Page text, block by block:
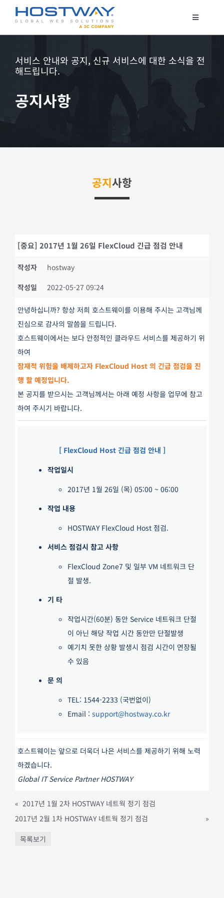
츠
Toggle
코로케이션
클라우드
보안서비스
고객지원
서비스 안내와 공지, 신규 서비스에 대한 소식을 전
해드립니다.
공지사항
공지사항
[중요] 2017년 1월 26일 FlexCloud 긴급 점검 안내
작성자
hostway
작성일
2022-05-27 09:24
안녕하십니까? 항상 저희 호스트웨이를 이용해 주시는 고객님께
진심으로 감사의 말씀을 드립니다.
호스트웨이에서는 보다 안정적인 클라우드 서비스를 제공하기 위
하여
잠재적 위험을 배제하고자 FlexCloud Host 의 긴급 점검을 진
행 할 예정입니다.
본 공지를 받으시는 고객님께서는 아래 예정 사항을 업무에 참고
하여 주시기 바랍니다.
[ FlexCloud Host 긴급 점검 안내 ]
작업일시
2017년 1월 26일 (목) 05:00 ~ 06:00
작업 내용
HOSTWAY FlexCloud Host 점검.
서비스 점검시 참고 사항
FlexCloud Zone7 및 일부 VM 네트워크 단
절 발생.
기 타
작업시간(60분) 동안 Service 네트워크 단절
이 아닌 해당 작업 시간 동안만 단절발생
예기치 못한 상황 발생시 점검 시간이 연장될
수 있음
문 의
TEL: 1544-2233 (국번없이)
Email : support@hostway.co.kr
호스트웨이는 앞으로 더욱더 나은 서비스를 제공하기 위해 노력
하겠습니다.
Global IT Service Partner HOSTWAY
« 2017년 1월 2차 HOSTWAY 네트웍 정기 점검
2017년 2월 1차 HOSTWAY 네트웍 정기 점검
»
목록보기